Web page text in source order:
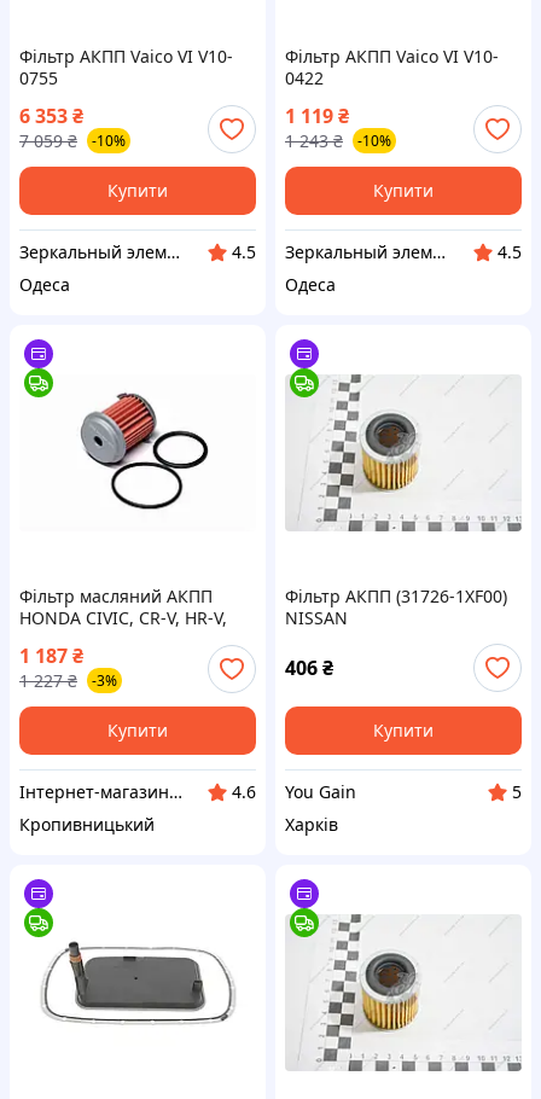
Фільтр АКПП Vaico VI V10-
0755
6 353₴
7 059 ₴ -10%
Купити
Зеркальный элемент
4.5
Одеса
Фільтр АКПП Vaico VI V10-
0422
1 119₴
1 243 ₴ -10%
Купити
Зеркальный элемент
4.5
Одеса
Фільтр масляний АКПП
HONDA CIVIC, CR-V, HR-V,
Accord, Legend, Pilot (FEBI
BILSTEIN) ВС8 О
69171406944
1 187₴
1 227 ₴ -3%
Купити
Інтернет-магазин "Запчастинки"
4.6
Кропивницький
Фільтр АКПП (31726-1XF00)
NISSAN
406₴
Купити
You Gain
5
Харків